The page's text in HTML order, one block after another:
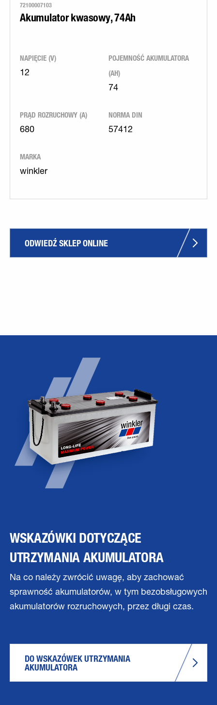
72100007103
Akumulator kwasowy, 74Ah
NAPIĘCIE (V)
12
POJEMNOŚĆ AKUMULATORA
(AH)
74
PRĄD ROZRUCHOWY (A)
680
NORMA DIN
57412
MARKA
winkler
ODWIEDŹ SKLEP ONLINE
WSKAZÓWKI DOTYCZĄCE
UTRZYMANIA AKUMULATORA
Na co należy zwrócić uwagę, aby zachować
sprawność akumulatorów, w tym bezobsługowych
akumulatorów rozruchowych, przez długi czas.
DO WSKAZÓWEK UTRZYMANIA
AKUMULATORA